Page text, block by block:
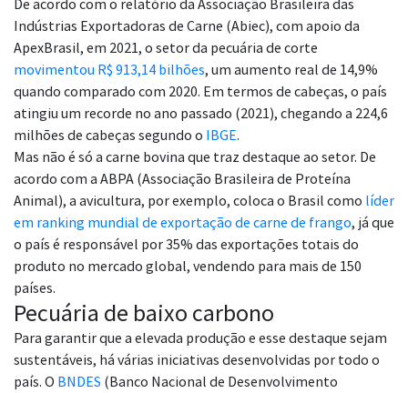
De acordo com o relatório da Associação Brasileira das
Indústrias Exportadoras de Carne (Abiec), com apoio da
ApexBrasil, em 2021, o setor da pecuária de corte
movimentou R$ 913,14 bilhões, um aumento real de 14,9%
quando comparado com 2020. Em termos de cabeças, o país
atingiu um recorde no ano passado (2021), chegando a 224,6
milhões de cabeças segundo o IBGE.
Mas não é só a carne bovina que traz destaque ao setor. De
acordo com a ABPA (Associação Brasileira de Proteína
Animal), a avicultura, por exemplo, coloca o Brasil como líder
em ranking mundial de exportação de carne de frango, já que
o país é responsável por 35% das exportações totais do
produto no mercado global, vendendo para mais de 150
países.
Pecuária de baixo carbono
Para garantir que a elevada produção e esse destaque sejam
sustentáveis, há várias iniciativas desenvolvidas por todo o
país. O BNDES (Banco Nacional de Desenvolvimento